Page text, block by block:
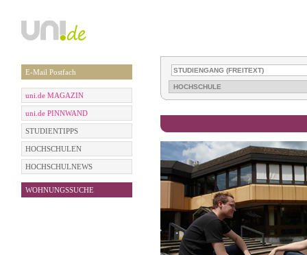
E-Mail Postfach
uni.de MAGAZIN
uni.de PINNWAND
STUDIENTIPPS
HOCHSCHULEN
HOCHSCHULNEWS
WOHNUNGSSUCHE